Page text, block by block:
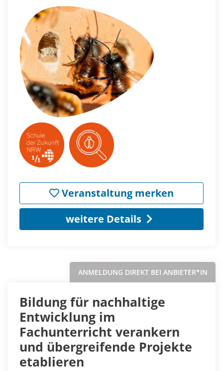
Veranstaltung merken
weitere Details
ANMELDUNG DIREKT BEI ANBIETER*IN
Bildung für nachhaltige
Entwicklung im
Fachunterricht verankern
und übergreifende Projekte
etablieren